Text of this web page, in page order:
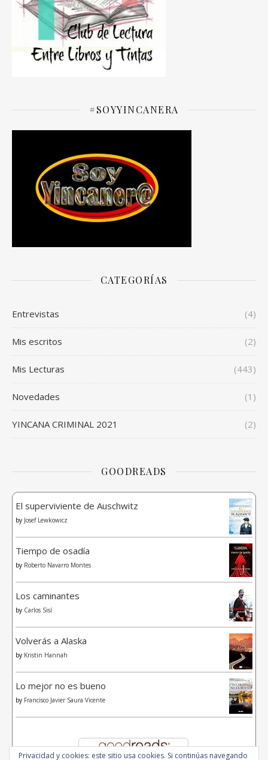
#SOYYINCANERA
CATEGORÍAS
Entrevistas (4)
Mis escritos (2)
Mis Lecturas (443)
Novedades (1)
YINCANA CRIMINAL 2021 (2)
GOODREADS
El superviviente de Auschwitz
by Josef Lewkowicz
Tiempo de osadía
by Roberto Navarro Montes
Los caminantes
by Carlos Sisí
Volverás a Alaska
by Kristin Hannah
Lo mejor no es bueno
by Francisco Javier Saura Vicente
Privacidad y cookies: este sitio usa cookies. Si continúas navegando